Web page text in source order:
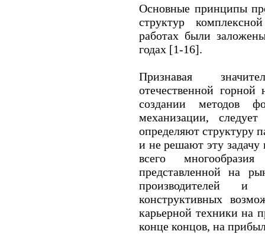
Основные принципы
структур
работах были
годах [1-16].
Признавая
отечественной
создании методов
механизации,
определяют структуру
и не решают эту
всего
представленной на
производителей и
конструктивных
карьерной техники на
конце концов, на